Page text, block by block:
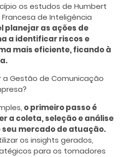
os estudos de Humbert
Francesa de Inteligência
planejar as ações de
a identificar riscos e
mais eficiente, ficando à
Gestão de Comunicação
o primeiro passo é
a coleta, seleção e análise
mercado de atuação.
os insights gerados,
para os tomadores